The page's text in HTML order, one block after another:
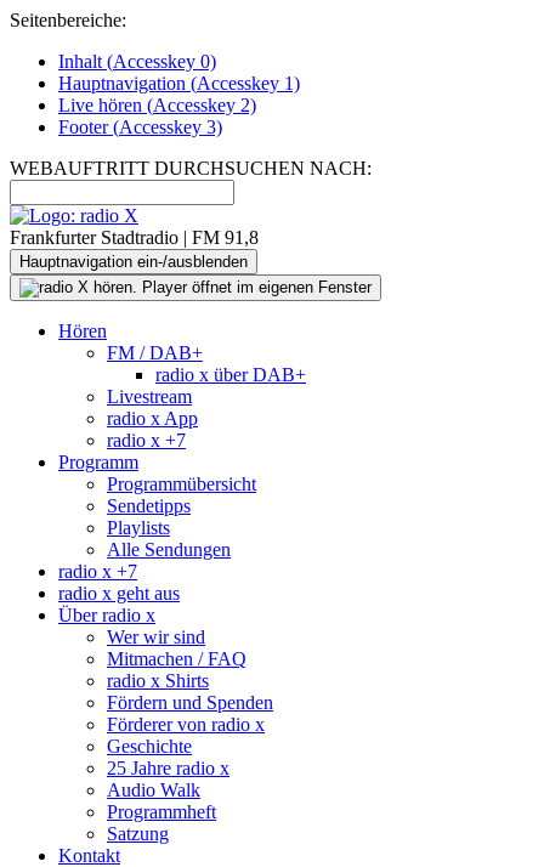
Seitenbereiche:
Inhalt (Accesskey 0)
Hauptnavigation (Accesskey 1)
Live hören (Accesskey 2)
Footer(Accesskey 3)
WEBAUFTRITT DURCHSUCHEN NACH:
Frankfurter Stadtradio | FM 91,8
Hauptnavigation ein-/ausblenden
Hören
FM / DAB+
radio x über DAB+
Livestream
radio x App
radio x +7
Programm
Programmübersicht
Sendetipps
Playlists
Alle Sendungen
radio x +7
radio x geht aus
Über radio x
Wer wir sind
Mitmachen / FAQ
radio x Shirts
Fördern und Spenden
Förderer von radio x
Geschichte
25 Jahre radio x
Audio Walk
Programmheft
Satzung
Kontakt